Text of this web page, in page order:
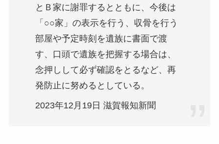
とＢ家に謝罪するとともに、今後は
「○○家」の表示を行う、収骨を行う
部屋や予定時刻を遺族に書面で渡
す、口頭で遺族を把握する場合は、
念押しして必ず確認をとるなど、再
発防止に努めるとしている。
2023年12月19日 滋賀報知新聞